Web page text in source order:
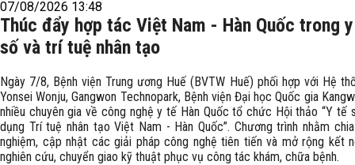
07/08/2026 13:48
Thúc đẩy hợp tác Việt Nam - Hàn Quốc trong
số và trí tuệ nhân tạo
Ngày 7/8, Bệnh viện Trung ương Huế (BVTW Huế) phối hợp với Hệ
Yonsei Wonju, Gangwon Technopark, Bệnh viện Đại học Quốc gia
nhiều chuyên gia về công nghệ y tế Hàn Quốc tổ chức Hội thảo “Y tế
dụng Trí tuệ nhân tạo Việt Nam - Hàn Quốc”. Chương trình nhằm
nghiệm, cập nhật các giải pháp công nghệ tiên tiến và mở rộng kết
nghiên cứu, chuyển giao kỹ thuật phục vụ công tác khám, chữa bệnh.